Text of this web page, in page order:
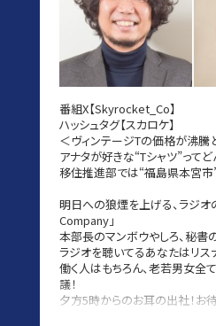
番組X【Skyrocket_Co】
ハッシュタグ【スカロケ】
＜ヴィンテージTの価格が沸騰
アナタが好きな“Tシャツ”ってど
移住推進部では“福島県本宮市”
明日への狼煙を上げる、ラジ
Company」
本部長のマンボウやしろ、秘書
ラジオを聴いてるあなたはリス
働く人はもちろん、老若男女
議！
夕方5時からのお耳の出社！お待